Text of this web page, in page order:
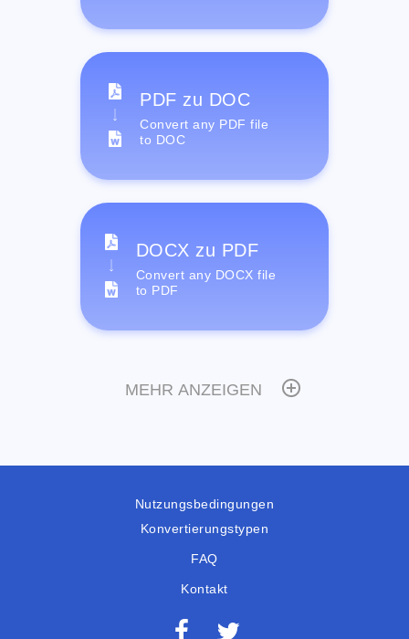
PDF zu DOC
Convert any PDF file
to DOC
DOCX zu PDF
Convert any DOCX file
to PDF
MEHR ANZEIGEN
Nutzungsbedingungen
Konvertierungstypen
FAQ
Kontakt